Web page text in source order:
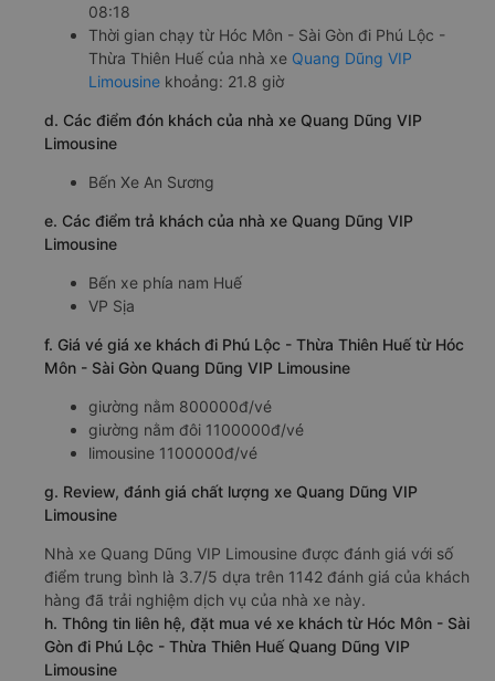
08:18
Thời gian chạy từ Hóc Môn - Sài Gòn đi Phú Lộc -
Thừa Thiên Huế của nhà xe Quang Dũng VIP
Limousine khoảng: 21.8 giờ
d. Các điểm đón khách của nhà xe Quang Dũng VIP
Limousine
Bến Xe An Sương
e. Các điểm trả khách của nhà xe Quang Dũng VIP
Limousine
Bến xe phía nam Huế
VP Sịa
f. Giá vé giá xe khách đi Phú Lộc - Thừa Thiên Huế từ Hóc
Môn - Sài Gòn Quang Dũng VIP Limousine
giường nằm 800000đ/vé
giường nằm đôi 1100000đ/vé
limousine 1100000đ/vé
g. Review, đánh giá chất lượng xe Quang Dũng VIP
Limousine
Nhà xe Quang Dũng VIP Limousine được đánh giá với số
điểm trung bình là 3.7/5 dựa trên 1142 đánh giá của khách
hàng đã trải nghiệm dịch vụ của nhà xe này.
h. Thông tin liên hệ, đặt mua vé xe khách từ Hóc Môn - Sài
Gòn đi Phú Lộc - Thừa Thiên Huế Quang Dũng VIP
Limousine